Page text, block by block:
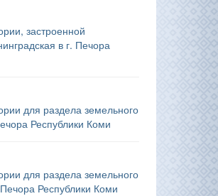
застроенной
в г. Печора
для раздела земельного
Республики Коми
для раздела земельного
Республики Коми